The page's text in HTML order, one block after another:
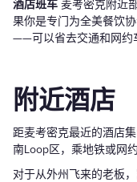
酒店班车 麦考密克附近
果你是专门为全美餐饮
——可以省去交通和网约
附近酒店
距麦考密克最近的酒店
南Loop区，乘地铁或网
对于从外州飞来的老板